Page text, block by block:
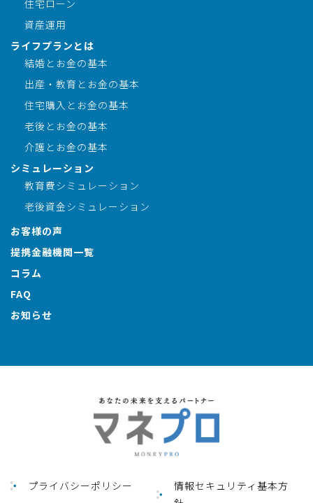
住宅ローン
資産運用
ライフプランとは
結婚とお金の基本
出産・教育とお金の基本
住宅購入とお金の基本
老後とお金の基本
介護とお金の基本
シミュレーション
教育費シミュレーション
老後資金シミュレーション
お客様の声
提携金融機関一覧
コラム
FAQ
お知らせ
プライバシーポリシー
情報セキュリティ基本方